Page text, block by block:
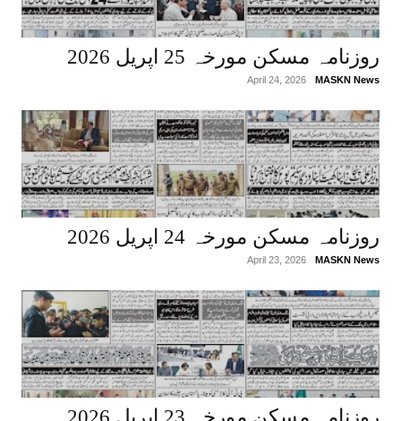
روزنامہ مسکن مورخہ 25 اپریل 2026
MASKN News
April 24, 2026
روزنامہ مسکن مورخہ 24 اپریل 2026
MASKN News
April 23, 2026